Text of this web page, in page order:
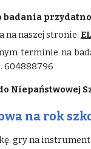
na naszej stronie:
terminie na
604888796
Niepaństwowej
na rok
gry na